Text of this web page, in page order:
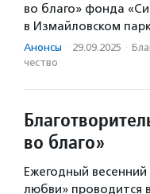
во благо» фонда
в Измайловском
Анонсы · 29.09.2025 ·
чест­во
во благо»
Ежегодный
любви» проводится